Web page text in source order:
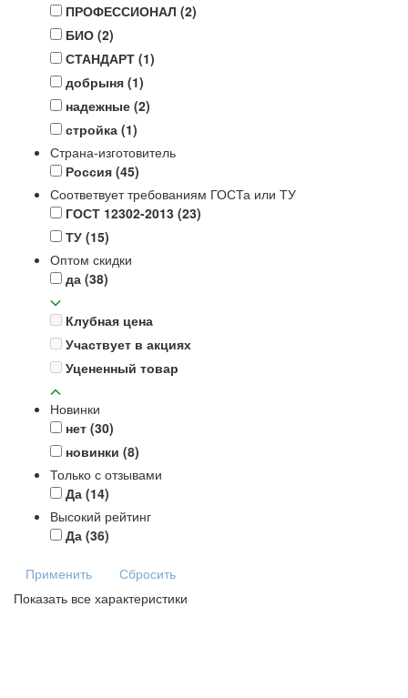
ПРОФЕССИОНАЛ (2)
БИО (2)
СТАНДАРТ (1)
добрыня (1)
надежные (2)
стройка (1)
Страна-изготовитель
Россия (45)
Соответвует требованиям ГОСТа или ТУ
ГОСТ 12302-2013 (23)
ТУ (15)
Оптом скидки
да (38)
Клубная цена
Участвует в акциях
Уцененный товар
Новинки
нет (30)
новинки (8)
Только с отзывами
Да (14)
Высокий рейтинг
Да (36)
Применить
Сбросить
Показать все характеристики